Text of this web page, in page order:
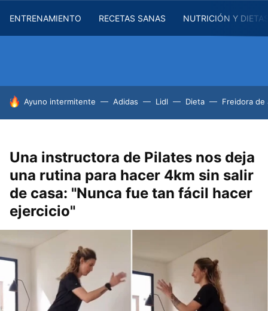
ENTRENAMIENTO RECETAS SANAS NUTRICIÓN Y
HOY SE HABLA DE
Ayuno intermitente Adidas Lidl Dieta Freidora de
Una instructora de Pilates nos deja
una rutina para hacer 4km sin salir
de casa: "Nunca fue tan fácil hacer
ejercicio"